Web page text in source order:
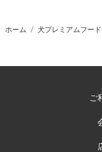
ホーム 犬プレミアムフー
ご